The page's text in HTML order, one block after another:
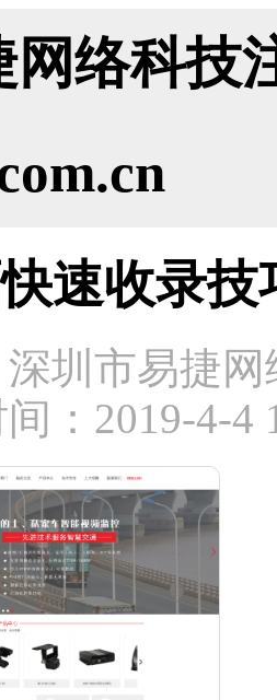
网络科技
速收录技
圳市易捷
：2019-4-4